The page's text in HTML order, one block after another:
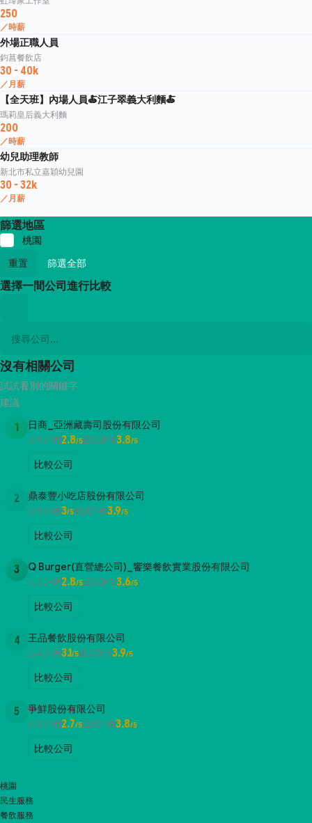
250
／時薪
外場正職人員
鈞菖餐飲店
30 - 40k
／月薪
【全天班】內場人員🍝江子翠義大利麵🍝
瑪莉皇后義大利麵
200
／時薪
幼兒助理教師
新北市私立嘉穎幼兒園
30 - 32k
／月薪
篩選地區
桃園
重置
篩選全部
選擇一間公司進行比較
沒有相關公司
試試看別的關鍵字
建議
1 日商_亞洲藏壽司股份有限公司
公司評價2.8/5面試評價3.8/5
比較公司
2 鼎泰豐小吃店股份有限公司
公司評價3/5面試評價3.9/5
比較公司
3 Q Burger(直營總公司)_饗樂餐飲實業股份有限公司
公司評價2.8/5面試評價3.6/5
比較公司
4 王品餐飲股份有限公司
公司評價3.1/5面試評價3.9/5
比較公司
5 爭鮮股份有限公司
公司評價2.7/5面試評價3.8/5
比較公司
桃園
民生服務
餐飲服務